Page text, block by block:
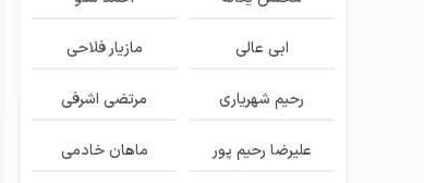
ابی عالی مازیار فلاحی
رحیم شهریاری مرتضی اشرفی
علیرضا رحیم پور ماهان خادمی